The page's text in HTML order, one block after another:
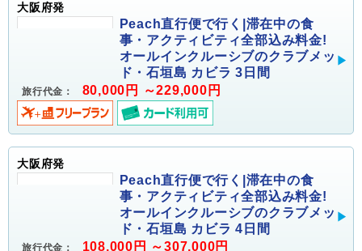
大阪府発
Peach直行便で行く|滞在中の食
事・アクティビティ全部込み料金!
オールインクルーシブのクラブメッ
ド・石垣島 カビラ 3日間
旅行代金： 80,000円 ～229,000円
大阪府発
Peach直行便で行く|滞在中の食
事・アクティビティ全部込み料金!
オールインクルーシブのクラブメッ
ド・石垣島 カビラ 4日間
旅行代金： 108,000円 ～307,000円